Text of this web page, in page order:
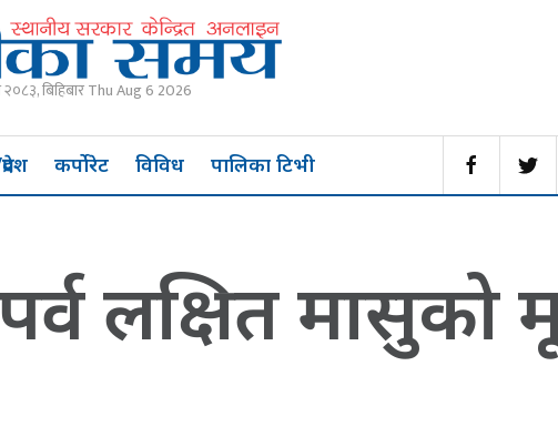
२०८३, बिहिबार Thu Aug 6 2026
कर्पोरेट विविध पालिका टिभी
लक्षित मासुको